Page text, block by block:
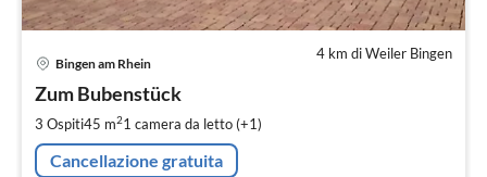
4 km di Weiler Bingen
Bingen am Rhein
Zum Bubenstück
3 Ospiti45 m21 camera da letto (+1)
Cancellazione gratuita